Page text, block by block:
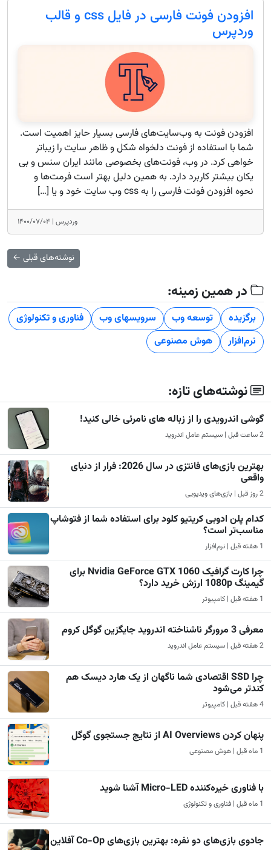
افزودن فونت فارسی در فایل css و قالب
وردپرس
افزودن فونت به وب‌سایت‌های فارسی بسیار حایز اهمیت است.
شما با استفاده از فونت دلخواه شکل و ظاهر سایت را زیباتر
خواهی کرد. در وب، فونت‌های بخصوصی مانند ایران سنس و بی
یکان بیشتر کاربرد دارد. به همین دلیل بهتر است فرمت‌ها و
نحوه افزودن فونت فارسی را به css وب سایت خود و یا […]
وردپرس | ۱۴۰۰/۰۷/۰۴
نوشته‌های قبلی ←
در همین زمینه:
برگزیده توسعه وب سرویسهای وب
فناوری و تکنولوژی
نرم‌افزار
هوش مصنوعی
نوشته‌های تازه:
گوشی اندرویدی را از زباله های نامرئی خالی کنید!
2 ساعت قبل | سیستم عامل اندروید
بهترین بازی‌های فانتزی در سال 2026: فرار از دنیای
واقعی
2 روز قبل | بازی‌های ویدیویی
کدام پلن ادوبی کریتیو کلود برای استفاده شما از فتوشاپ
مناسب‌تر است؟
1 هفته قبل | نرم‌افزار
چرا کارت گرافیک Nvidia GeForce GTX 1060 برای
گیمینگ 1080p ارزش خرید دارد؟
1 هفته قبل | کامپیوتر
معرفی 3 مرورگر ناشناخته اندروید جایگزین گوگل کروم
2 هفته قبل | سیستم عامل اندروید
چرا SSD اقتصادی شما ناگهان از یک هارد دیسک هم
کندتر می‌شود
4 هفته قبل | کامپیوتر
پنهان کردن AI Overviews از نتایج جستجوی گوگل
1 ماه قبل | هوش مصنوعی
با فناوری خیره‌کننده Micro-LED آشنا شوید
1 ماه قبل | فناوری و تکنولوژی
جادوی بازی‌های دو نفره: بهترین بازی‌های Co-Op آفلاین